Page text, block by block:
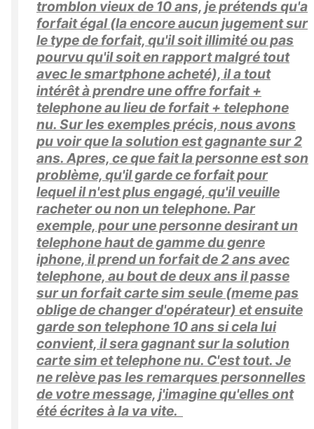
tromblon vieux de 10 ans, je prétends qu'a
forfait égal (la encore aucun jugement sur
le type de forfait, qu'il soit illimité ou pas
pourvu qu'il soit en rapport malgré tout
avec le smartphone acheté), il a tout
intérêt à prendre une offre forfait +
telephone au lieu de forfait + telephone
nu. Sur les exemples précis, nous avons
pu voir que la solution est gagnante sur 2
ans. Apres, ce que fait la personne est son
problème, qu'il garde ce forfait pour
lequel il n'est plus engagé, qu'il veuille
racheter ou non un telephone. Par
exemple, pour une personne desirant un
telephone haut de gamme du genre
iphone, il prend un forfait de 2 ans avec
telephone, au bout de deux ans il passe
sur un forfait carte sim seule (meme pas
oblige de changer d'opérateur) et ensuite
garde son telephone 10 ans si cela lui
convient, il sera gagnant sur la solution
carte sim et telephone nu. C'est tout. Je
ne relève pas les remarques personnelles
de votre message, j'imagine qu'elles ont
été écrites à la va vite.